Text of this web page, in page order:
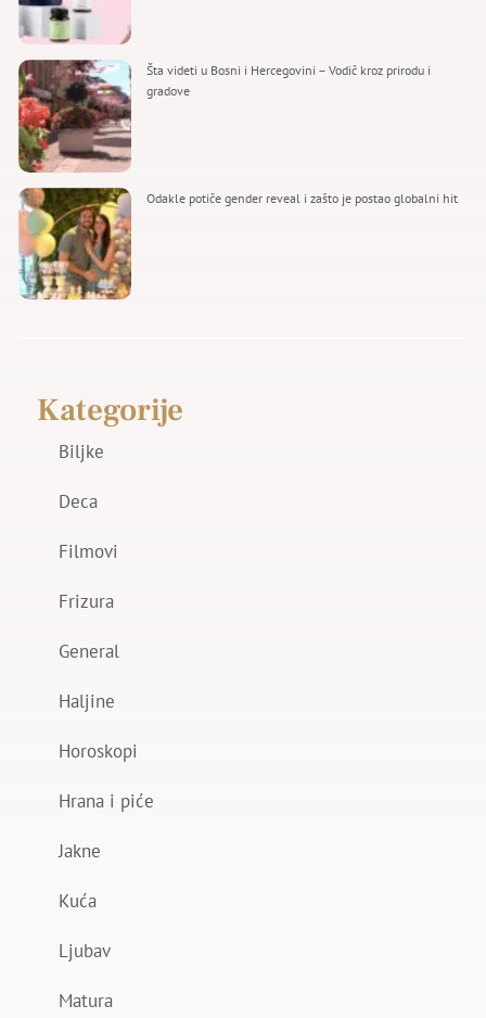
Šta videti u Bosni i Hercegovini – Vodič kroz prirodu i
gradove
Odakle potiče gender reveal i zašto je postao globalni hit
Kategorije
Biljke
Deca
Filmovi
Frizura
General
Haljine
Horoskopi
Hrana i piće
Jakne
Kuća
Ljubav
Matura